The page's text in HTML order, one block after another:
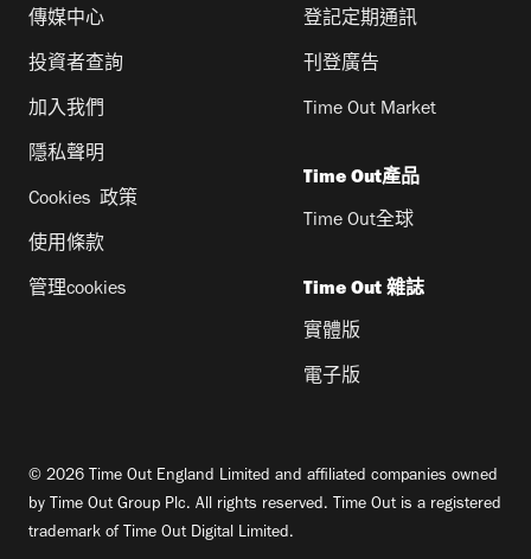
傳媒中心
投資者查詢
加入我們
隱私聲明
Cookies 政策
使用條款
管理cookies
登記定期通訊
刊登廣告
Time Out Market
Time Out產品
Time Out全球
Time Out 雜誌
實體版
電子版
© 2026 Time Out England Limited and affiliated companies owned
by Time Out Group Plc. All rights reserved. Time Out is a registered
trademark of Time Out Digital Limited.